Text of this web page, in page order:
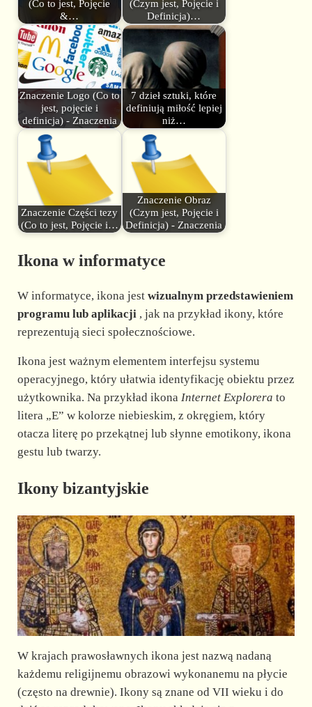
(Co to jest, Pojęcie
&…
(Czym jest, Pojęcie i
Definicja)…
Znaczenie Logo (Co to
jest, pojęcie i
definicja) - Znaczenia
7 dzieł sztuki, które
definiują miłość lepiej
niż…
Znaczenie Części tezy
(Co to jest, Pojęcie i…
Znaczenie Obraz
(Czym jest, Pojęcie i
Definicja) - Znaczenia
Ikona w informatyce
W informatyce, ikona jest wizualnym przedstawieniem
programu lub aplikacji, jak na przykład ikony, które
reprezentują sieci społecznościowe.
Ikona jest ważnym elementem interfejsu systemu
operacyjnego, który ułatwia identyfikację obiektu przez
użytkownika. Na przykład ikona Internet Explorera to
litera „E” w kolorze niebieskim, z okręgiem, który
otacza literę po przekątnej lub słynne emotikony, ikona
gestu lub twarzy.
Ikony bizantyjskie
W krajach prawosławnych ikona jest nazwą nadaną
każdemu religijnemu obrazowi wykonanemu na płycie
(często na drewnie). Ikony są znane od VII wieku i do